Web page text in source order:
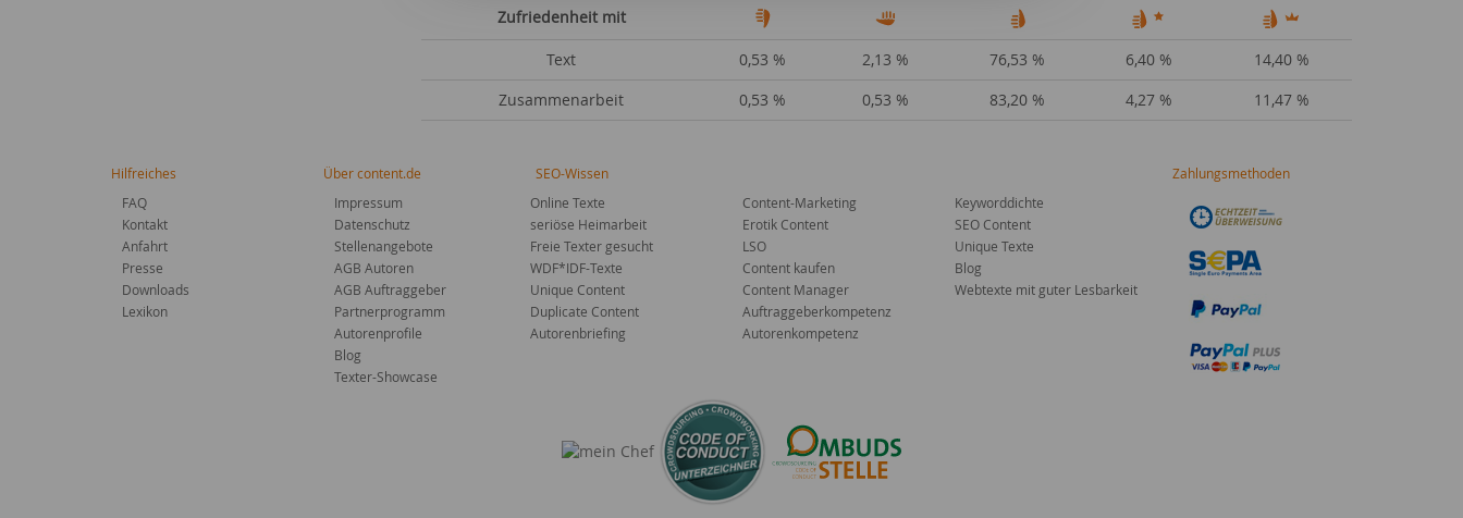
Zufriedenheit mit
Text 0,53 % 2,13 % 76,53 % 6,40 %
14,40 %
Zusammenarbeit
0,53 % 0,53 % 83,20 % 4,27 % 11,47 %
Hilfreiches
FAQ
Kontakt
Anfahrt
Presse
Downloads
Lexikon
Über content.de
Impressum
Datenschutz
Stellenangebote
AGB Autoren
AGB Auftraggeber
Partnerprogramm
Autorenprofile
Blog
Texter-Showcase
SEO-Wissen
Online Texte
seriöse Heimarbeit
Freie Texter gesucht
WDF*IDF-Texte
Unique Content
Duplicate Content
Autorenbriefing
Content-Marketing
Erotik Content
LSO
Content kaufen
Content Manager
Auftraggeberkompetenz
Autorenkompetenz
Keyworddichte
SEO Content
Unique Texte
Blog
Webtexte mit guter Lesbarkeit
Zahlungsmethoden